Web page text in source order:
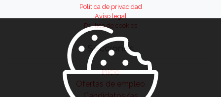
Política de privacidad
Aviso legal
Política de cookies
Secciones
Inicio
Ofertas de empleo